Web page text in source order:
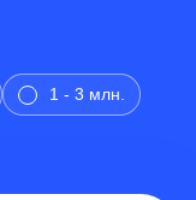
1 - 3 млн.